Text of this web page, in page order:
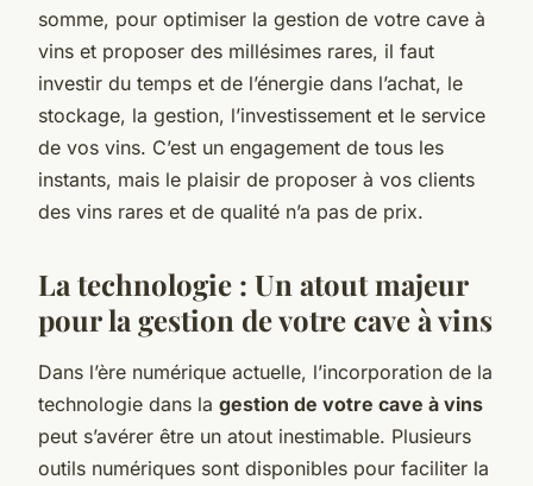
somme, pour optimiser la gestion de votre cave à
vins et proposer des millésimes rares, il faut
investir du temps et de l’énergie dans l’achat, le
stockage, la gestion, l’investissement et le service
de vos vins. C’est un engagement de tous les
instants, mais le plaisir de proposer à vos clients
des vins rares et de qualité n’a pas de prix.
La technologie : Un atout majeur
pour la gestion de votre cave à vins
Dans l’ère numérique actuelle, l’incorporation de la
technologie dans la gestion de votre cave à vins
peut s’avérer être un atout inestimable. Plusieurs
outils numériques sont disponibles pour faciliter la